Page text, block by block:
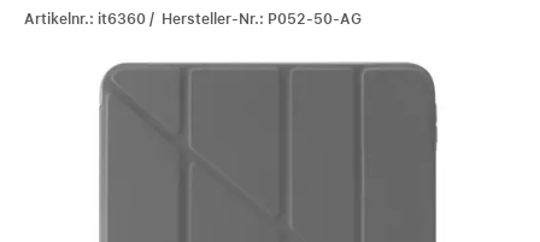
Artikelnr.: it6360 / Hersteller-Nr.: P052-50-AG